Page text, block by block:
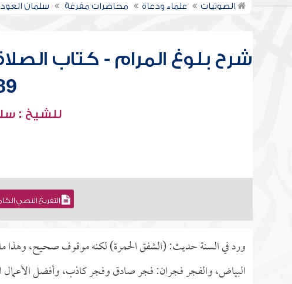
الصوتيات علماء ودعاة محاضرات مفرغة سلمان
للشيخ :
التفريغ النصي
ورد في السنة حديث: (الشفق الحمرة) لكنه موقوف صحيح، وهذا
البياض، والفجر فجران: فجر صادق وفجر كاذب، وأفضل الأعمال